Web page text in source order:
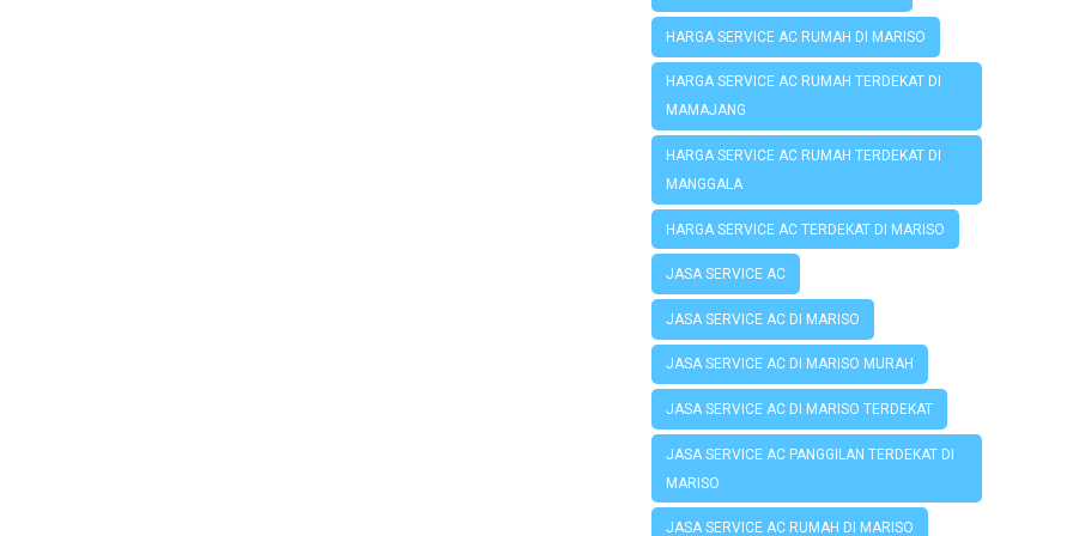
HARGA SERVICE AC RUMAH DI MARISO
HARGA SERVICE AC RUMAH TERDEKAT DI
MAMAJANG
HARGA SERVICE AC RUMAH TERDEKAT DI
MANGGALA
HARGA SERVICE AC TERDEKAT DI MARISO
JASA SERVICE AC
JASA SERVICE AC DI MARISO
JASA SERVICE AC DI MARISO MURAH
JASA SERVICE AC DI MARISO TERDEKAT
JASA SERVICE AC PANGGILAN TERDEKAT DI
MARISO
JASA SERVICE AC RUMAH DI MARISO